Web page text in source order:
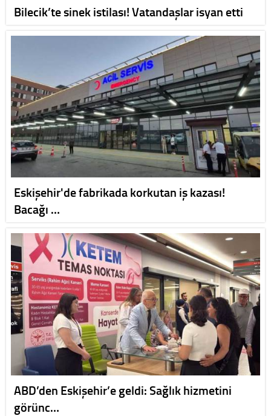
Bilecik’te sinek istilası! Vatandaşlar isyan etti
Eskişehir'de fabrikada korkutan iş kazası!
Bacağı …
ABD’den Eskişehir’e geldi: Sağlık hizmetini
görünc…